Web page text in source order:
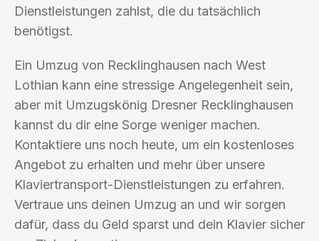
Dienstleistungen zahlst, die du tatsächlich
benötigst.
Ein Umzug von Recklinghausen nach West
Lothian kann eine stressige Angelegenheit sein,
aber mit Umzugskönig Dresner Recklinghausen
kannst du dir eine Sorge weniger machen.
Kontaktiere uns noch heute, um ein kostenloses
Angebot zu erhalten und mehr über unsere
Klaviertransport-Dienstleistungen zu erfahren.
Vertraue uns deinen Umzug an und wir sorgen
dafür, dass du Geld sparst und dein Klavier sicher